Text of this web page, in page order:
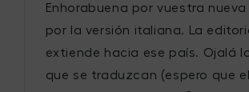
Enhorabuena por vuestra
por la versión italiana. La
extiende hacia ese país. Ojalá
que se traduzcan (espero que